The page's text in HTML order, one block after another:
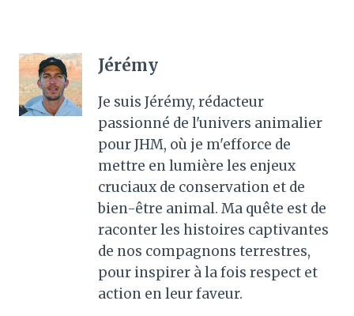
Jérémy
Je suis Jérémy, rédacteur
passionné de l'univers animalier
pour JHM, où je m'efforce de
mettre en lumière les enjeux
cruciaux de conservation et de
bien-être animal. Ma quête est de
raconter les histoires captivantes
de nos compagnons terrestres,
pour inspirer à la fois respect et
action en leur faveur.